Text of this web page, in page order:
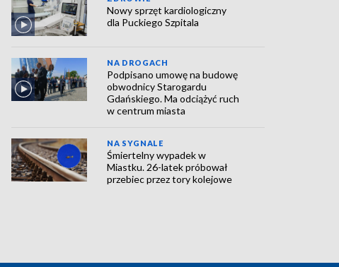
Nowy sprzęt kardiologiczny
dla Puckiego Szpitala
NA DROGACH
Podpisano umowę na budowę
obwodnicy Starogardu
Gdańskiego. Ma odciążyć ruch
w centrum miasta
NA SYGNALE
Śmiertelny wypadek w
Miastku. 26-latek próbował
przebiec przez tory kolejowe